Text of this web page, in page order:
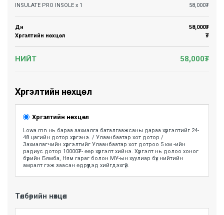
INSULATE PRO INSOLE x 1 58,000₮
Дүн 58,000₮
Хүргэлтийн нөхцөл
₮
НИЙТ 58,000₮
Хүргэлтийн нөхцөл
Хүргэлтийн нөхцөл
Lowa.mn нь бараа захиалга баталгаажсаны дараа хүргэлтийг 24-
48 цагийн дотор хүргэнэ. / Улаанбаатар хот дотор /
Захиалагчийн хүргэлтийг Улаанбаатар хот дотроо 5 км -ийн
радиус дотор 10000₮- өөр хүргэлт хийнэ. Хүргэлт нь долоо хоног
бүрийн Бямба, Ням гараг болон МУ-ын хуулиар бүх нийтийн
амралт гэж заасан өдрүүдэд хийгдэхгүй.
Төлбөрийн нөхцөл